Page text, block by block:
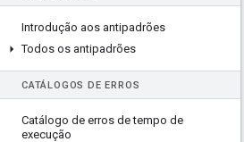
Introdução aos antipadrões
Todos os antipadrões
CATÁLOGOS DE ERROS
Catálogo de erros de tempo de
execução